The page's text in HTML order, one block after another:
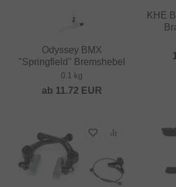
Odyssey BMX
"Springfield" Bremshebel
0.1 kg
ab 11.72 EUR
KHE